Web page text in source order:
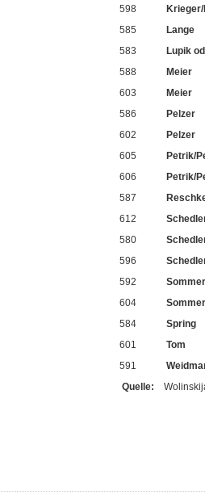
Quelle:
598
585
Lange
583
Lupik
588
Meier
603
Meier
586
Pelzer
602
Pelzer
605
Petrik/
606
Petrik/
587
612
580
596
592
604
584
Spring
601
Tom
591